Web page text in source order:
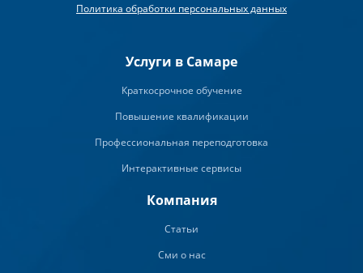
Политика обработки персональных данных
Услуги в Самаре
Краткосрочное обучение
Повышение квалификации
Профессиональная переподготовка
Интерактивные сервисы
Компания
Статьи
Сми о нас